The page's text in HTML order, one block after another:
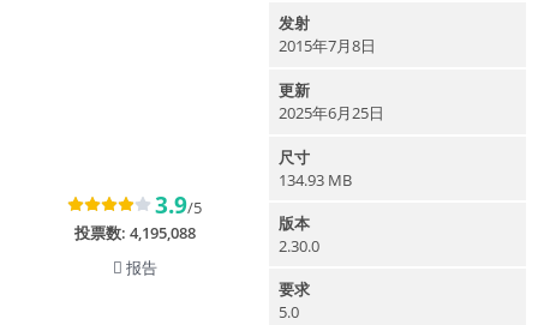
3.9/5
投票数: 4,195,088
报告
发射
2015年7月8日
更新
2025年6月25日
尺寸
134.93 MB
版本
2.30.0
要求
5.0